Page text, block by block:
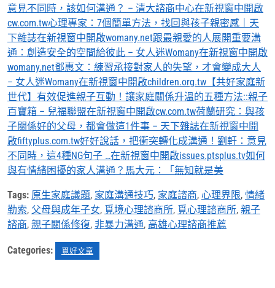
意見不同時，該如何溝通？ – 清大諮商中心在新視窗中開啟
cw.com.tw心理專家：7個簡單方法，找回與孩子親密感｜天
下雜誌在新視窗中開啟womany.net跟最親愛的人展開重要溝
通：創造安全的空間給彼此 – 女人迷Womany在新視窗中開啟
womany.net鄧惠文：練習承接對家人的失望，才會變成大人
– 女人迷Womany在新視窗中開啟children.org.tw【共好家庭新
世代】有效促進親子互動！讓家庭關係升溫的五種方法::親子
百寶箱 – 兒福聯盟在新視窗中開啟cw.com.tw荷蘭研究：與孩
子關係好的父母，都會做這1件事 – 天下雜誌在新視窗中開
啟fiftyplus.com.tw好好說話，把衝突轉化成溝通！劉軒：意見
不同時，這4種NG句子 …在新視窗中開啟issues.ptsplus.tv如何
與有情緒困擾的家人溝通？馬大元：「無知就是美
Tags: 原生家庭議題, 家庭溝通技巧, 家庭諮商, 心理界限, 情緒
勒索, 父母與成年子女, 覓境心理諮商所, 覓心理諮商所, 親子
諮商, 親子關係修復, 非暴力溝通, 高雄心理諮商推薦
Categories: 覓好文章